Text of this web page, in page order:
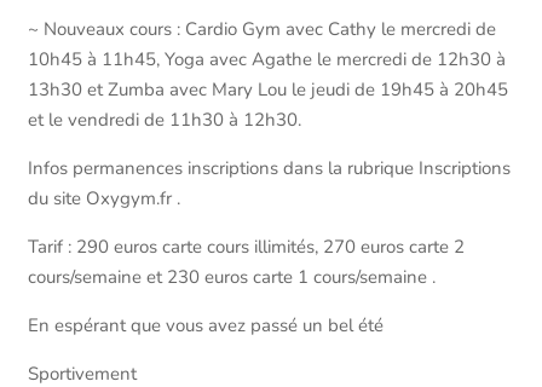
~ Nouveaux cours : Cardio Gym avec Cathy le mercredi de
10h45 à 11h45, Yoga avec Agathe le mercredi de 12h30 à
13h30 et Zumba avec Mary Lou le jeudi de 19h45 à 20h45
et le vendredi de 11h30 à 12h30.
Infos permanences inscriptions dans la rubrique Inscriptions
du site Oxygym.fr .
Tarif : 290 euros carte cours illimités, 270 euros carte 2
cours/semaine et 230 euros carte 1 cours/semaine .
En espérant que vous avez passé un bel été
Sportivement